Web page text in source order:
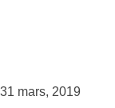
mars, 2019